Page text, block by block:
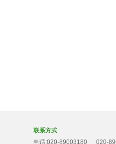
联系方式
电话:020-89003180 020-